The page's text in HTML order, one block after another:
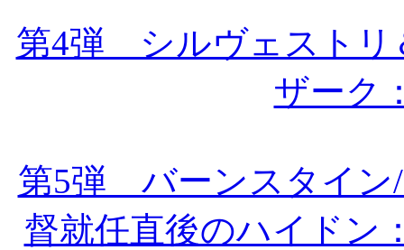
第4弾 シルヴェストリ
ザーク
第5弾 バーンスタイン
督就任直後のハイドン